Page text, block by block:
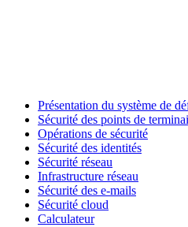
Présentation du système de
Sécurité des points de
Opérations de sécurité
Sécurité des identités
Sécurité réseau
Infrastructure réseau
Sécurité des e-mails
Sécurité cloud
Calculateur